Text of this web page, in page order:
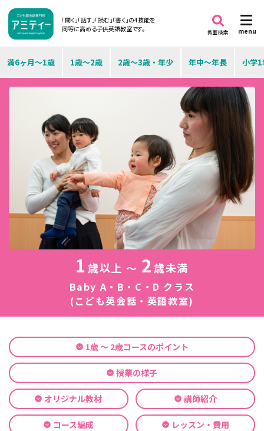
「聞く」「話す」「読む」「書く」の4技能を
同等に高める子供英語教室です。
menu
教室検索
満6ヶ月～1歳 1歳～2歳 2歳～3歳・年少 年中～年長 小学
1 歳以上 ～ 2 歳未満
Baby A・B・C・D クラス
(こども英会話・英語教室)
1歳 ～ 2歳コースのポイント
授業の様子
オリジナル教材 講師紹介
コース編成 レッスン・費用